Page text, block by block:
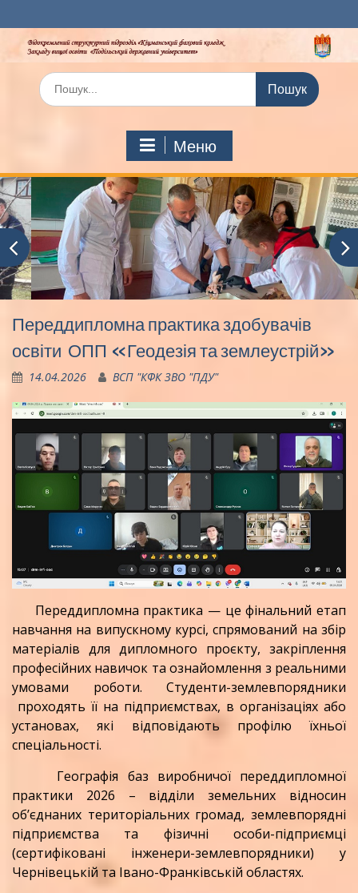
до
вмісту
Шукати:
Меню
Переддипломна практика здобувачів
освіти ОПП «Геодезія та землеустрій»
14.04.2026 ВСП "КФК ЗВО "ПДУ"
Переддипломна практика — це фінальний етап
навчання на випускному курсі, спрямований на збір
матеріалів для дипломного проєкту, закріплення
професійних навичок та ознайомлення з реальними
умовами роботи. Студенти-землевпорядники
проходять її на підприємствах, в організаціях або
установах, які відповідають профілю їхньої
спеціальності.
Географія баз виробничої переддипломної
практики 2026 – відділи земельних відносин
об’єднаних територіальних громад, землевпорядні
підприємства та фізичні особи-підприємці
(сертифіковані інженери-землевпорядники) у
Чернівецькій та Івано-Франківській областях.